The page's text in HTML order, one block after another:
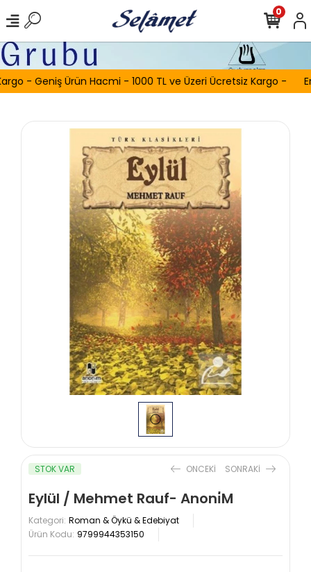
- Geniş Ürün Hacmi - 1000 TL ve Üzeri Ücretsiz Kargo -
0
STOK VAR ONCEKI SONRAKI
Eylül / Mehmet Rauf- Anoni̇M
Kategori: Roman & Öykü & Edebiyat
Ürün Kodu: 9799944353150